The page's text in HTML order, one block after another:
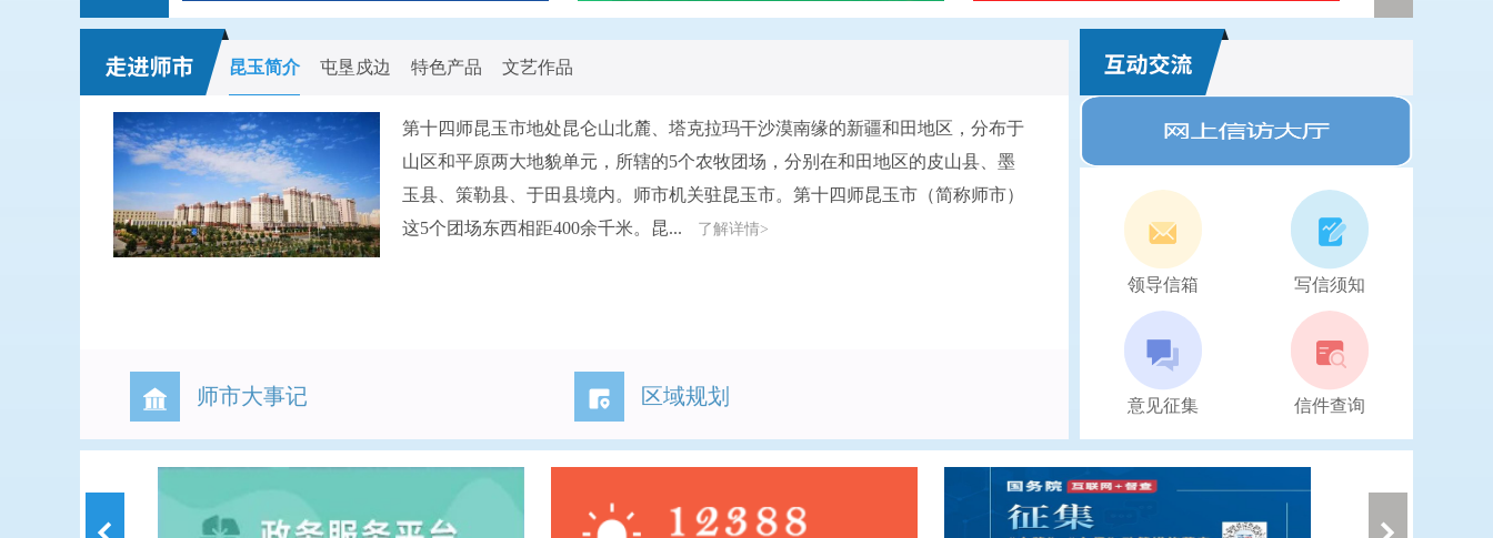
昆玉简介 屯垦戍边 特色产品 文艺作品
第十四师昆玉市地处昆仑山北麓、塔克拉玛干沙漠南缘的新疆和田地区，分布于
山区和平原两大地貌单元，所辖的5个农牧团场，分别在和田地区的皮山县、墨
玉县、策勒县、于田县境内。师市机关驻昆玉市。第十四师昆玉市（简称师市）
这5个团场东西相距400余千米。昆...
了解详情>
师市大事记 区域规划
领导信箱 写信须知
意见征集 信件查询